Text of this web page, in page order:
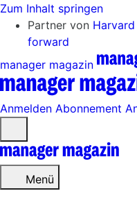
Zum Inhalt springen
Partner von
forward
manager magazin
Anmelden Abonnement
öffnen
Menü